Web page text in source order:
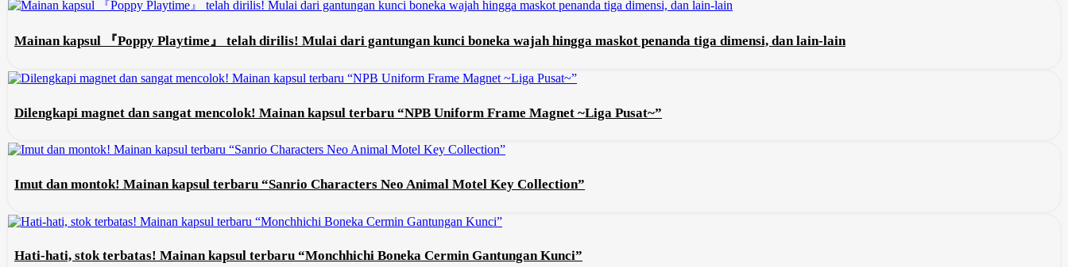
Mainan kapsul 『Poppy Playtime』 telah dirilis! Mulai dari gantungan kunci boneka wajah hingga maskot penanda tiga dimensi, dan lain-lain
Dilengkapi magnet dan sangat mencolok! Mainan kapsul terbaru “NPB Uniform Frame Magnet ~Liga Pusat~”
Imut dan montok! Mainan kapsul terbaru “Sanrio Characters Neo Animal Motel Key Collection”
Hati-hati, stok terbatas! Mainan kapsul terbaru “Monchhichi Boneka Cermin Gantungan Kunci”